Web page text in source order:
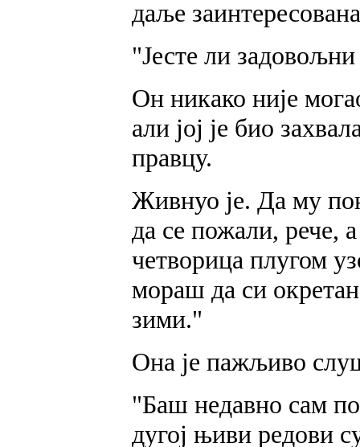
даље
"Јесте ли
Он никако није
али јој је био
правцу.
Живнуо је. Да му
да се пожали, рече,
четворица плугом
мораш да си
зими."
Она је пажљиво
"Баш недавно сам
дугој њиви редови